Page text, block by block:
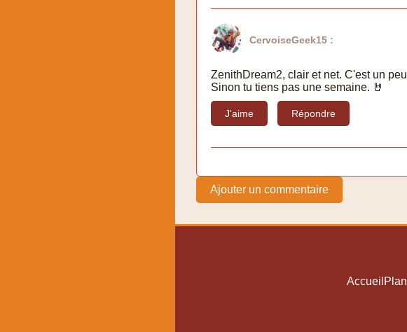
CervoiseGeek15 :
ZenithDream2, clair et net. C'est un
Sinon tu tiens pas une semaine. 🤘
J'aime Répondre
Ajouter un commentaire
Accueil